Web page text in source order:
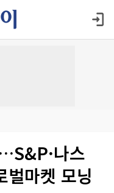
나스
벌마켓 모닝